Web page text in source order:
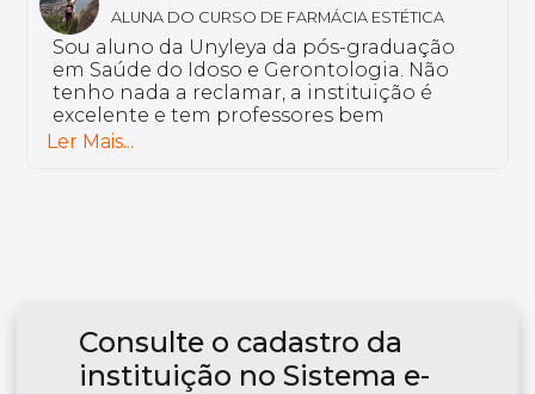
ALUNA DO CURSO DE DISLEXIA E DISTÚRBIOS
DE LEITURA E ESCRITA
Eu curso a pós-graduação em Dislexia e
Distúrbios de Leitura e Escrita. Por que eu
escolhi o curso Unyleya? Porque ele vai de
encontro com a minha rotina. Temos uma
plataforma colaborativa, onde o aluno é
Consulte o cadastro da
instituição no Sistema e-